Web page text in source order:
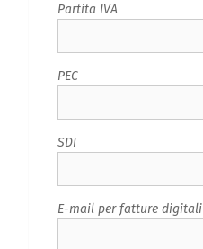
Partita IVA
PEC
SDI
E-mail per fatture digitali